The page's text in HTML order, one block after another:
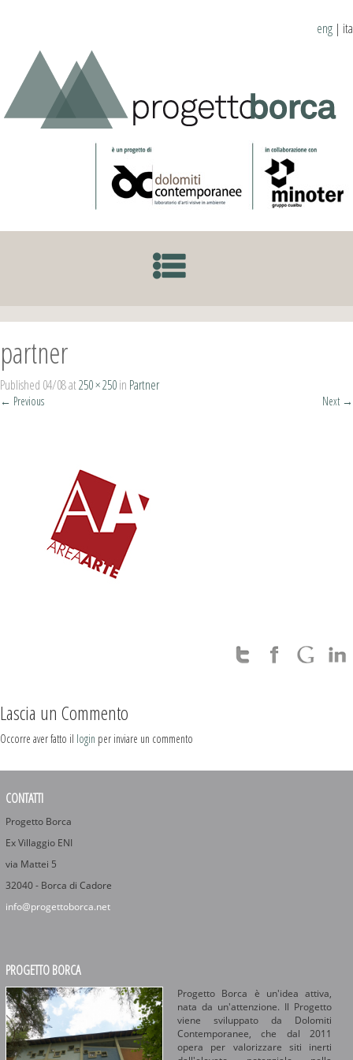
eng | ita
partner
Published 04/08at250 × 250in Partner
← Previous Next →
Lascia un Commento
Occorre aver fatto il login per inviare un commento
CONTATTI
Progetto Borca
Ex Villaggio ENI
via Mattei 5
32040 - Borca di Cadore
info@progettoborca.net
PROGETTO BORCA
Progetto Borca è un'idea attiva,
nata da un'attenzione. Il Progetto
viene sviluppato da Dolomiti
Contemporanee, che dal 2011
opera per valorizzare siti inerti